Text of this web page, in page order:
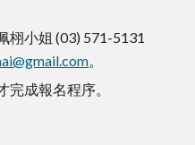
栩小姐 (03) 571-5131
。
完成報名程序。